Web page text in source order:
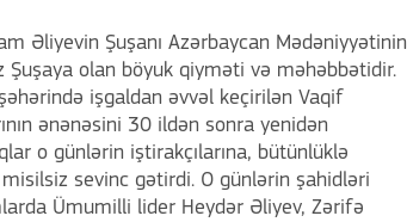
Əliyevin Şuşanı Azərbaycan Mədəniyyətinin
olan böyuk qiyməti və məhəbbətidir.
işgaldan əvvəl keçirilən Vaqif
ənənəsini 30 ildən sonra yenidən
o günlərin iştirakçılarına, bütünlüklə
sevinc gətirdi. O günlərin şahidləri
Ümumilli lider Heydər Əliyev, Zərifə